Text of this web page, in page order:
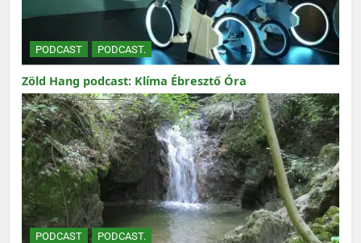
PODCAST PODCAST.
Zöld Hang podcast: Klíma Ébresztő Óra
PODCAST PODCAST.